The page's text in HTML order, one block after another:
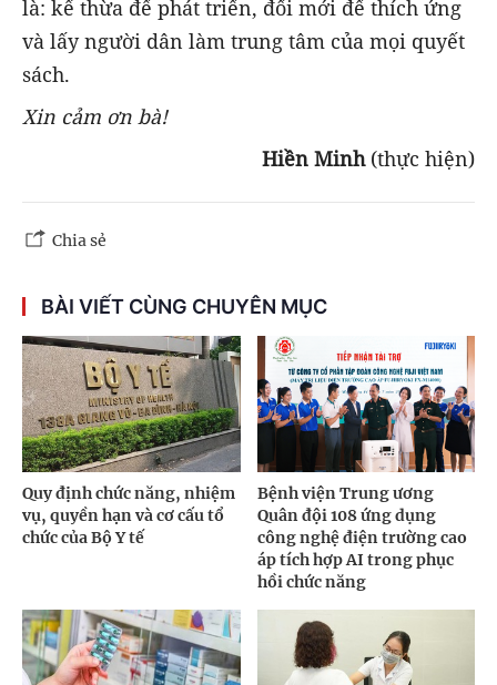
là: kế thừa để phát triển, đổi mới để thích ứng
và lấy người dân làm trung tâm của mọi quyết
sách.
Xin cảm ơn bà!
Hiền Minh(thực hiện)
Chia sẻ
BÀI VIẾT CÙNG CHUYÊN MỤC
Quy định chức năng, nhiệm
vụ, quyền hạn và cơ cấu tổ
chức của Bộ Y tế
Bệnh viện Trung ương
Quân đội 108 ứng dụng
công nghệ điện trường cao
áp tích hợp AI trong phục
hồi chức năng